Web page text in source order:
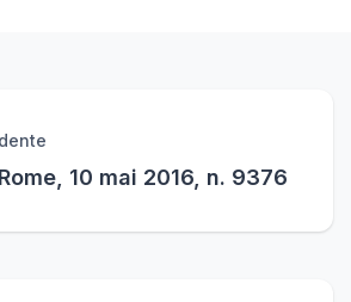
10 mai 2016, n. 9376